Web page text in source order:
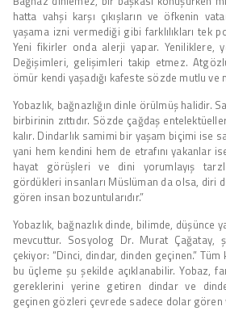
hatta vahşi karşı çıkışların ve öfkenin
yaşama izni vermediği gibi farklılıkları tek
Yeni fikirler onda alerji yapar. Yeniliklere,
Değişimleri, gelişimleri takip etmez.
ömür kendi yaşadığı kafeste sözde mutlu ve
Yobazlık, bağnazlığın dinle örülmüş halidir.
birbirinin zıttıdır. Sözde çağdaş
kalır. Dindarlık samimi bir yaşam biçimi ise
yani hem kendini hem de etrafını yakanlar
hayat görüşleri ve dini yorumlayış
gördükleri insanları Müslüman da olsa, diri
gören insan bozuntularıdır.”
Yobazlık, bağnazlık dinde, bilimde, düşünce
mevcuttur. Sosyolog Dr. Murat Çağatay,
çekiyor: “Dinci, dindar, dinden geçinen.”
bu üçleme şu şekilde açıklanabilir. Yobaz,
gereklerini yerine getiren dindar ve
geçinen gözleri çevrede sadece dolar gören